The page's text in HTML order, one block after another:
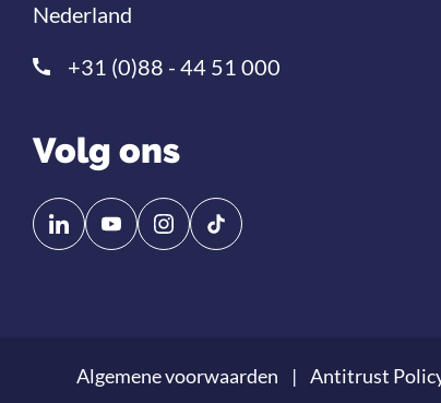
Nederland
+31 (0)88 - 44 51 000
Volg ons
Volg
ons
Volg
ons
Algemene voorwaarden Antitrust